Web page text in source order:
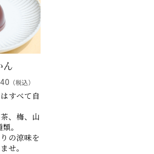
ん
（税込）
すべて自
、梅、山
。
の涼味を
せ。
石
めちゃん
べし
りの羊羹
中
子
基づく表記
リシー